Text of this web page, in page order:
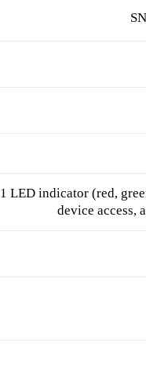
1 LED indicator (red,
device access,